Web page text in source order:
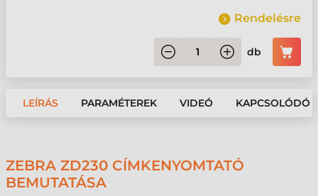
Rendelésre
db
LEÍRÁS PARAMÉTEREK VIDEÓ KAPCSOLÓDÓ
ZEBRA ZD230 CÍMKENYOMTATÓ
BEMUTATÁSA